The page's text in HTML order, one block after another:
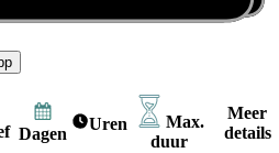
Dagen
Uren
Max.
duur
Meer
details